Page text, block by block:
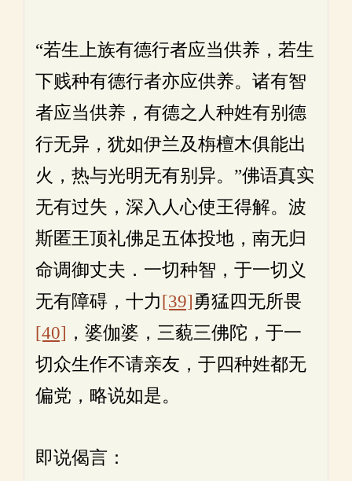
“若生上族有德行者应当供养，若生
下贱种有德行者亦应供养。诸有智
者应当供养，有德之人种姓有别德
行无异，犹如伊兰及栴檀木俱能出
火，热与光明无有别异。”佛语真实
无有过失，深入人心使王得解。波
斯匿王顶礼佛足五体投地，南无归
命调御丈夫．一切种智，于一切义
无有障碍，十力[39]勇猛四无所畏
[40] ，婆伽婆，三藐三佛陀，于一
切众生作不请亲友，于四种姓都无
偏党，略说如是。
即说偈言：